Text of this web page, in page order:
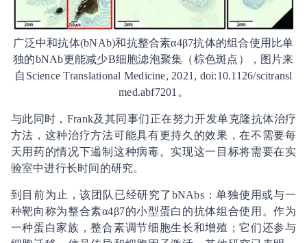
广泛中和抗体(bNAb)和抗整合素α4β7抗体的组合使用比单
独的bNAb更能减少B细胞滤泡聚集（棕色斑点），图片来
自Science Translational Medicine, 2021, doi:10.1126/scitransl
med.abf7201。
与此同时，Frank及其同事们正在努力开发单克隆抗体治疗
方法，这种治疗方法可能具有更持久的效果，在不需要每
天用药的情况下遏制这种病毒。实现这一目标将需要在实
验室中进行长时间的研究。
到目前为止，该团队已经研究了bNAbs：单独使用或与一
种靶向称为整合素α4β7的小型蛋白的抗体组合使用。作为
一种蛋白家族，整合素调节细胞生长和增殖；它们还参与